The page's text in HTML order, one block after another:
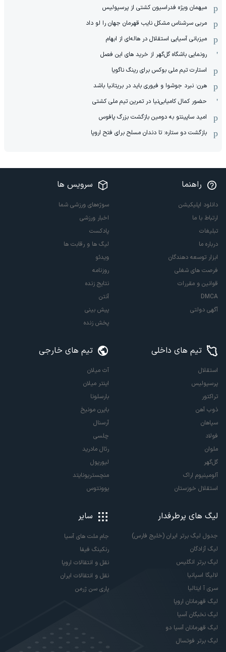
میهمان ویژه فدراسیون کشتی از پرسپولیس
مربی سرشناس مشکل نایب قهرمان جهان را لو داد
میزبانی آسیایی استقلال در هاله‌ای از ابهام
رونمایی باشگاه گل‌گهر از خرید های این فصل
استارت تیم ملی بوکس برای رینگ ناگویا
هرن: نبرد جوشوا و فیوری باید در بریتانیا باشد
حضور کمال کامیابی‌نیا در تمرین تیم ملی کشتی
امید ساپینتو به دومین بازگشت بزرگ پافوس
بازگشت دو ستاره: تا دندان مسلح برای فتح اروپا
راهنما
دانلود اپلیکیشن
ارتباط با ما
تبلیغات
درباره ما
ابزار توسعه دهندگان
فرصت های شغلی
قوانین و مقررات
DMCA
آگهی دولتی
سرویس ها
سوژه‌های ورزشی شما
اخبار ورزشی
پادکست
لیگ ها و رقابت ها
ویدئو
روزنامه
نتایج زنده
آنتن
پیش بینی
پخش زنده
تیم های داخلی
استقلال
پرسپولیس
تراکتور
ذوب آهن
سپاهان
فولاد
ملوان
گل‌گهر
آلومینیوم اراک
استقلال خوزستان
تیم های خارجی
آث میلان
اینتر میلان
بارسلونا
بایرن مونیخ
آرسنال
چلسی
رئال مادرید
لیورپول
منچستریونایتد
یوونتوس
لیگ های پرطرفدار
جدول لیگ برتر ایران (خلیج فارس)
لیگ آزادگان
لیگ برتر انگلیس
لالیگا اسپانیا
سری آ ایتالیا
لیگ قهرمانان اروپا
لیگ نخبگان آسیا
لیگ قهرمانان آسیا دو
لیگ برتر فوتسال
سایر
جام ملت های آسیا
رنکینگ فیفا
نقل و انتقالات اروپا
نقل و انتقالات ایران
پاری سن ژرمن